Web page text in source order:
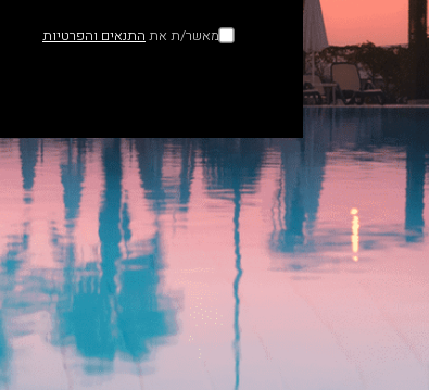
מאשר/ת את התנאים והפרטיות